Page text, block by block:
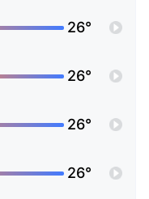
26°
26°
26°
26°